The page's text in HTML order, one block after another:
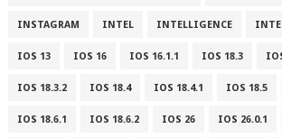
INSTAGRAM INTEL INTELLIGENCE
IOS 13 IOS 16 IOS 16.1.1 IOS 18.3
IOS 18.3.2 IOS 18.4 IOS 18.4.1 IOS 18.5
IOS 18.6.1 IOS 18.6.2 IOS 26 IOS 26.0.1